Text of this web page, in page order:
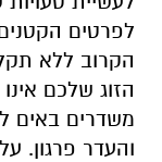
לפרטים
הקרוב ללא
הזוג שלכם
משדרים באים
והעדר פרגון.